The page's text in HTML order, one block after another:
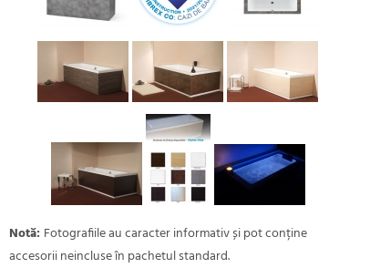
Notă: Fotografiile au caracter informativ și pot conține
accesorii neincluse în pachetul standard.